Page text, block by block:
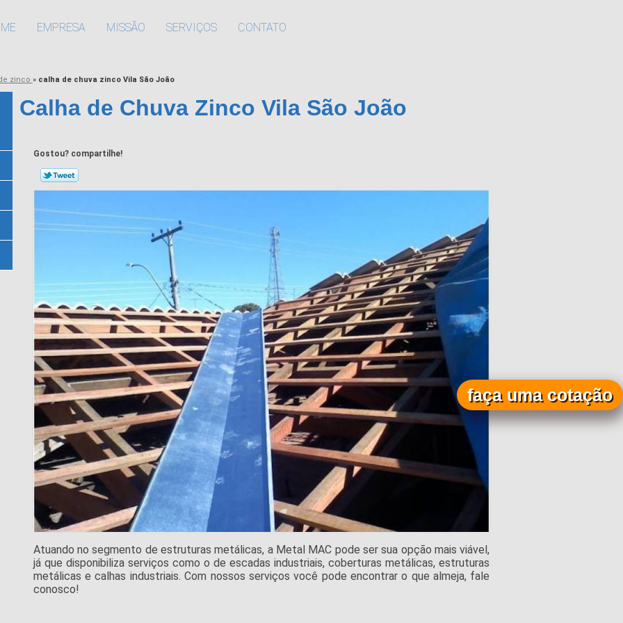
EMPRESA MISSÃO SERVIÇOS CONTATO
zinco » calha de chuva zinco Vila São João
Calha de Chuva Zinco Vila São João
Gostou? compartilhe!
Atuando no segmento de estruturas metálicas, a Metal MAC pode ser sua opção mais viável,
já que disponibiliza serviços como o de escadas industriais, coberturas metálicas, estruturas
metálicas e calhas industriais. Com nossos serviços você pode encontrar o que almeja, fale
conosco!
faça uma cotação